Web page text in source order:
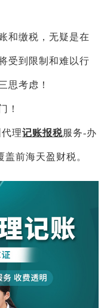
和缴税，无疑是在
受到限制和难以行
思考虑！
！
代理记账报税服务-办
前海天盈财税。